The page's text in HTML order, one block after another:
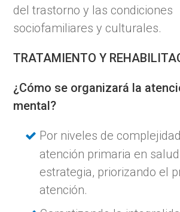
del trastorno y las condiciones
sociofamiliares y culturales.
TRATAMIENTO Y
¿Cómo se organizará la
mental?
Por niveles de
atención primaria en
estrategia, priorizando el
atención.